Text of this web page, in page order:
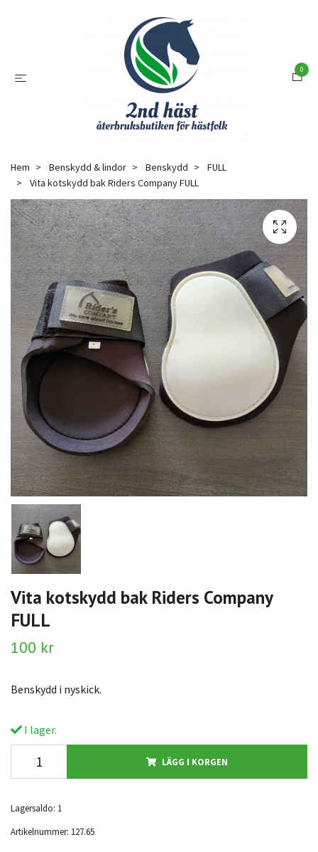
0
Hem Benskydd & lindor Benskydd
FULL
Vita kotskydd bak Riders Company FULL
Vita kotskydd bak Riders Company
FULL
100 kr
Benskydd i nyskick.
I lager.
LÄGG I KORGEN
Lagersaldo: 1
Artikelnummer: 127.65